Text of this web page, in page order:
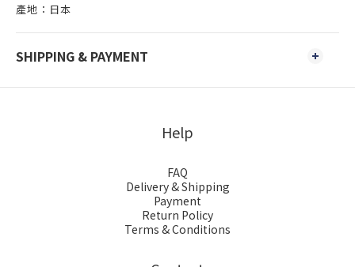
產地：日本
SHIPPING & PAYMENT
Help
FAQ
Delivery & Shipping
Payment
Return Policy
Terms & Conditions